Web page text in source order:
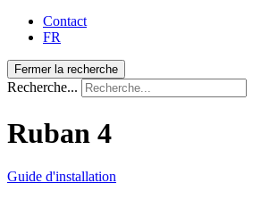
Contact
FR
Fermer la recherche
Recherche...
Ruban 4
Guide d'installation